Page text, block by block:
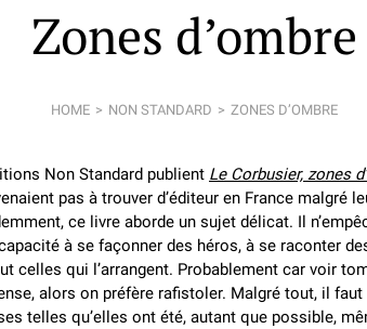
Zones d’ombre
HOME NON STANDARD ZONES D’OMBRE
Non Standard publient Le Corbusier, zones
pas à trouver d’éditeur en France malgré
ce livre aborde un sujet délicat. Il
à se façonner des héros, à se raconter
celles qui l’arrangent. Probablement car voir
alors on préfère rafistoler. Malgré tout, il
telles qu’elles ont été, autant que possible,